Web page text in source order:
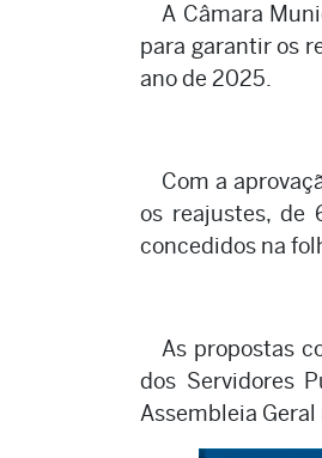
A Câmara
para garantir os
ano de 2025.
Com a
os reajustes, de
concedidos na
As propostas
dos Servidores
Assembleia